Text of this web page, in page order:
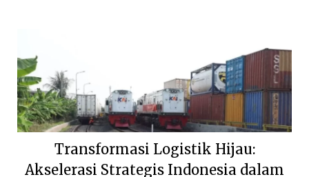
Transformasi Logistik Hijau:
Akselerasi Strategis Indonesia dalam